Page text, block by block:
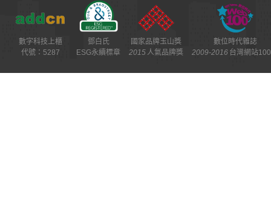
數字科技上櫃
代號：5287
鄧白氏
ESG永續標章
國家品牌玉山獎
2015 人氣品牌獎
數位時代雜誌
2009-2016 台灣網站